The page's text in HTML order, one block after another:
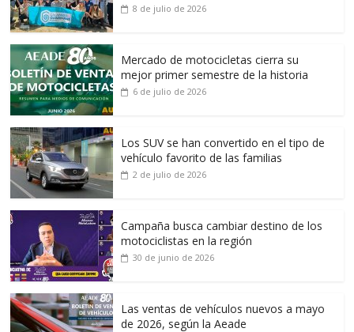
8 de julio de 2026
Mercado de motocicletas cierra su
mejor primer semestre de la historia
6 de julio de 2026
Los SUV se han convertido en el tipo de
vehículo favorito de las familias
2 de julio de 2026
Campaña busca cambiar destino de los
motociclistas en la región
30 de junio de 2026
Las ventas de vehículos nuevos a mayo
de 2026, según la Aeade